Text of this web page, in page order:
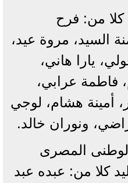
كلا من: فرح
السيد، مروة عيد،
يارا هاني،
فاطمة عرابي،
أمينة هشام، لوجي
ونوران خالد.
المصرى
كلا من: عبده عبد